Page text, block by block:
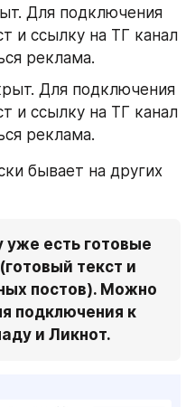
Для подключения
и ссылку на ТГ канал
реклама.
Для подключения
и ссылку на ТГ канал
реклама.
бывает на других
есть готовые
текст и
постов). Можно
подключения к
и Ликнот.